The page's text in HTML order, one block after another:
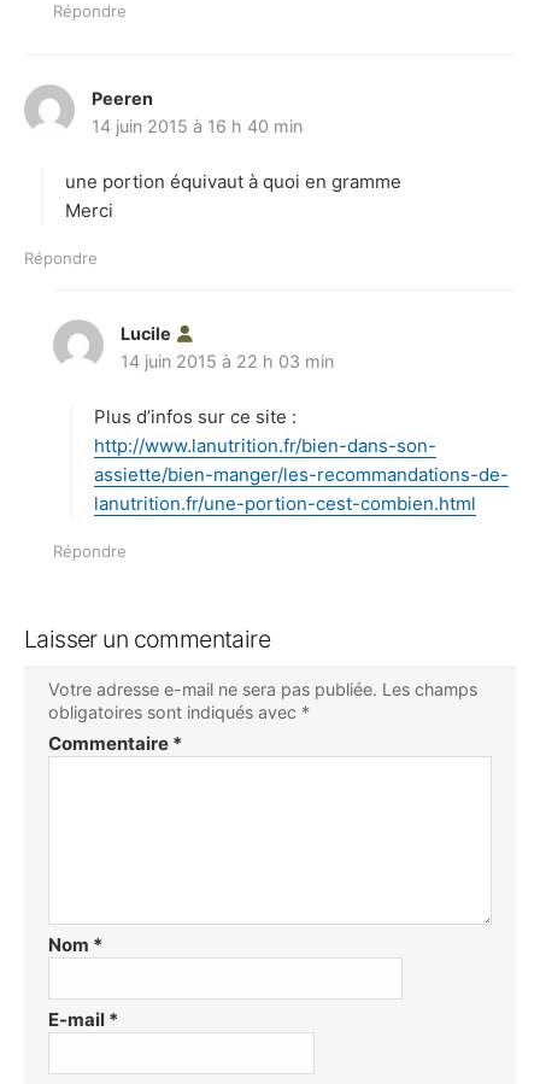
Répondre
Peeren
i
14 juin 2015 à 16 h 40 min
une portion équivaut à quoi en gramme
Merci
Répondre
Lucile
i
:
14 juin 2015 à 22 h 03 min
Plus d’infos sur ce site :
http://www.lanutrition.fr/bien-dans-son-
assiette/bien-manger/les-recommandations-de-
lanutrition.fr/une-portion-cest-combien.html
Répondre
Laisser un commentaire
Votre adresse e-mail ne sera pas publiée. Les champs
obligatoires sont indiqués avec *
Commentaire *
Nom *
E-mail *